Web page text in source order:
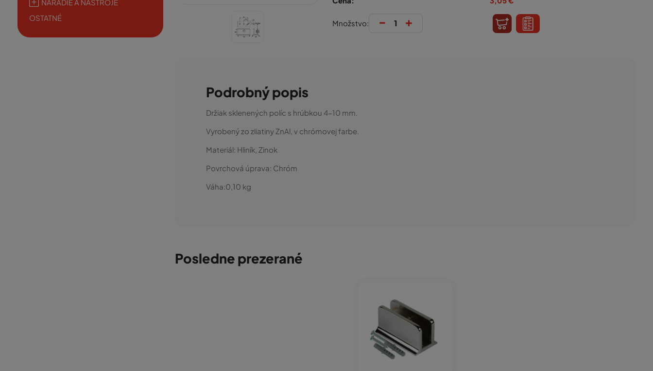
NÁRADIE A NÁSTROJE
OSTATNÉ
Množstvo: - +
Podrobný popis
Držiak sklenených políc s hrúbkou 4-10 mm.
Vyrobený zo zliatiny ZnAl, v chrómovej farbe.
Materiál: Hliník, Zinok
Povrchová úprava: Chróm
Váha:0,10 kg
Posledne prezerané